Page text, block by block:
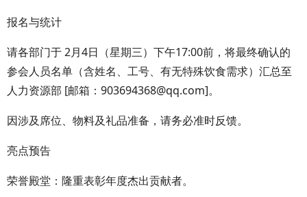
报名与统计
请各部门于 2月4日（星期三）下午17:00前，将最终确认的
参会人员名单（含姓名、工号、有无特殊饮食需求）汇总至
人力资源部 [邮箱：903694368@qq.com]。
因涉及席位、物料及礼品准备，请务必准时反馈。
亮点预告
荣誉殿堂：隆重表彰年度杰出贡献者。